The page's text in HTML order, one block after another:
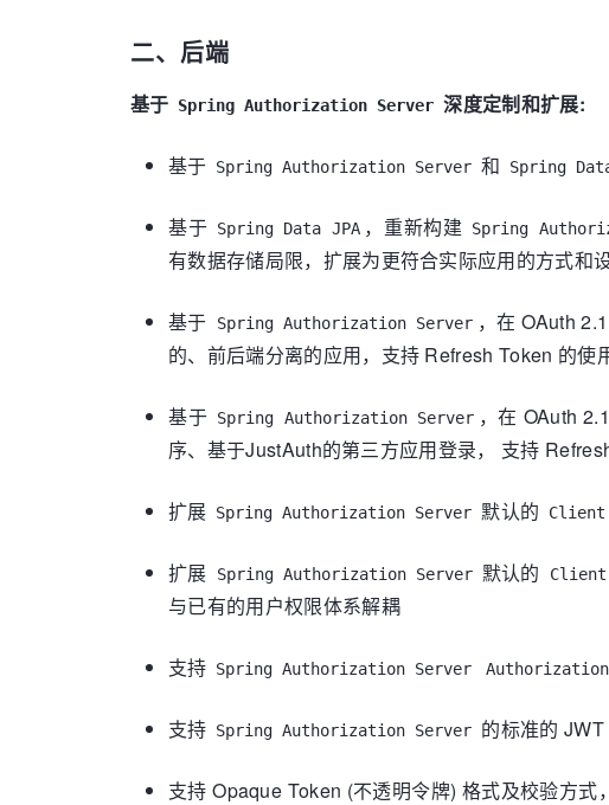
二、后端
基于 Spring Authorization Server 深度定制和扩展:
基于 Spring Authorization Server 和 Spring
基于 Spring Data JPA ，重新构建 Spring
有数据存储局限，扩展为更符合实际应用的方式和设
基于 Spring Authorization Server ，在 OAuth
的、前后端分离的应用，支持 Refresh Token 的使
基于 Spring Authorization Server ，在 OAuth
序、基于JustAuth的第三方应用登录， 支持
扩展 Spring Authorization Server 默认的 Client
扩展 Spring Authorization Server 默认的
与已有的用户权限体系解耦
支持 Spring Authorization Server Authorization
支持 Spring Authorization Server 的标准的
支持 Opaque Token (不透明令牌) 格式及校验方